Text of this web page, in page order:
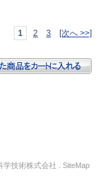
1 2 3 [次へ >>]
学技術株式会社 . SiteMap